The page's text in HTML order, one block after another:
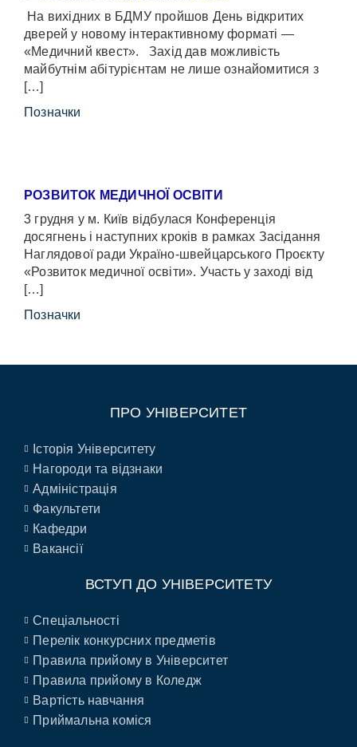
На вихідних в БДМУ пройшов День відкритих
дверей у новому інтерактивному форматі —
«Медичний квест». Захід дав можливість
майбутнім абітурієнтам не лише ознайомитися з
[…]
Позначки
РОЗВИТОК МЕДИЧНОЇ ОСВІТИ
3 грудня у м. Київ відбулася Конференція
досягнень і наступних кроків в рамках Засідання
Наглядової ради Україно-швейцарського Проєкту
«Розвиток медичної освіти». Участь у заході від
[…]
Позначки
ПРО УНІВЕРСИТЕТ
Історія Університету
Нагороди та відзнаки
Адміністрація
Факультети
Кафедри
Вакансії
ВСТУП ДО УНІВЕРСИТЕТУ
Спеціальності
Перелік конкурсних предметів
Правила прийому в Університет
Правила прийому в Коледж
Вартість навчання
Приймальна коміся